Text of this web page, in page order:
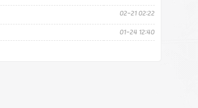
02-21 02:22
01-24 12:40